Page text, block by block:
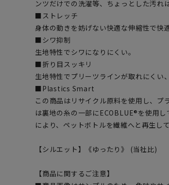
ンツだけでの洗濯等、ちょっとした汚れ
■ストレッチ
身体の動きを妨げない快適な伸縮性で快
■シワ抑制
生地特性でシワになりにくい。
■折り目スッキリ
生地特性でプリーツラインが取れにくい
■Plastics Smart
この商品はリサイクル原料を使用し、プ
は裏地の糸の一部にECOBLUE®を使用
により、ペットボトルを繊維へと再生して
【シルエット】《ゆったり》 (当社比)
【商品に関するご注意】